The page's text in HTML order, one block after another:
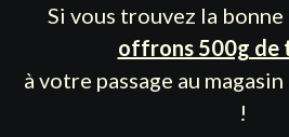
Si vous trouvez la bonne
offrons 500g de
à votre passage au
!